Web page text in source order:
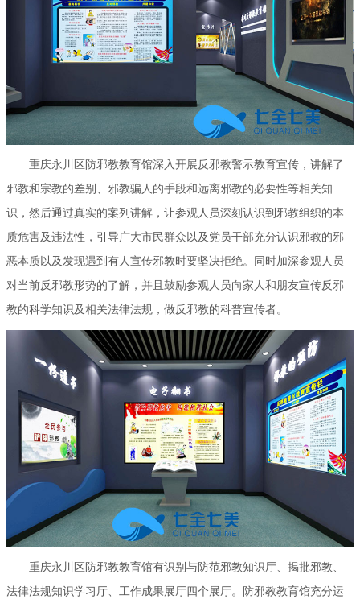
重庆永川区防邪教教育馆深入开展反邪教警示教育宣传，讲解了
邪教和宗教的差别、邪教骗人的手段和远离邪教的必要性等相关知
识，然后通过真实的案列讲解，让参观人员深刻认识到邪教组织的本
质危害及违法性，引导广大市民群众以及党员干部充分认识邪教的邪
恶本质以及发现遇到有人宣传邪教时要坚决拒绝。同时加深参观人员
对当前反邪教形势的了解，并且鼓励参观人员向家人和朋友宣传反邪
教的科学知识及相关法律法规，做反邪教的科普宣传者。
重庆永川区防邪教教育馆有识别与防范邪教知识厅、揭批邪教、
法律法规知识学习厅、工作成果展厅四个展厅。防邪教教育馆充分运